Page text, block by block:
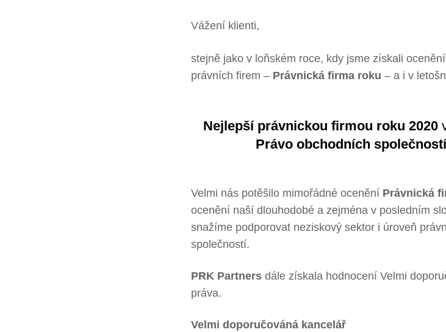
Vážení klienti,
stejně jako v loňském roce, kdy jsme získali
právních firem – Právnická firma roku – a i v
Nejlepší právnickou firmou roku 2020
Právo obchodních
Velmi nás potěšilo mimořádné ocenění Právnická
ocenění naší dlouhodobé a zejména v posledním
snažíme podporovat neziskový sektor i úroveň
společností.
PRK Partners dále získala hodnocení Velmi
práva.
Velmi doporučováná kancelář